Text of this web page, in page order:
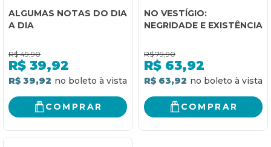
ALGUMAS NOTAS DO DIA
A DIA
R$ 49,90
R$ 39,92
R$ 39,92
COMPRAR
NO VESTÍGIO:
NEGRIDADE E EXISTÊNCIA
R$ 79,90
R$ 63,92
R$ 63,92
COMPRAR